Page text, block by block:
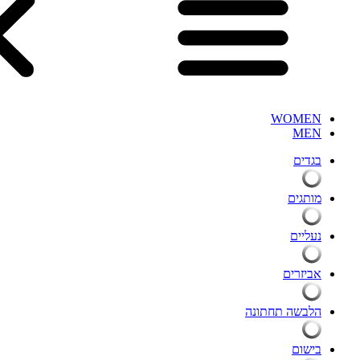
WOMEN
MEN
בגדים
מותגים
נעליים
אביזרים
הלבשה תחתונה
בישום